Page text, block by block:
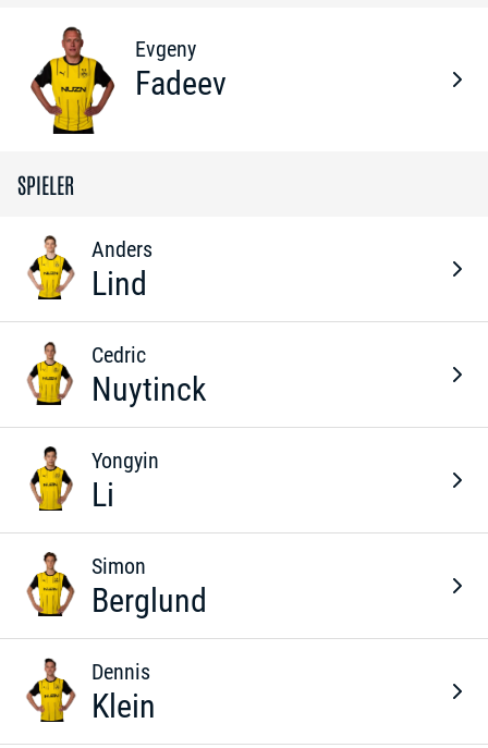
Evgeny
Fadeev
SPIELER
Anders
Lind
Cedric
Nuytinck
Yongyin
Li
Simon
Berglund
Dennis
Klein